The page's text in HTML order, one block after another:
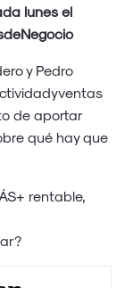
lunes el
y Pedro
de aportar
qué hay que
rentable,
?